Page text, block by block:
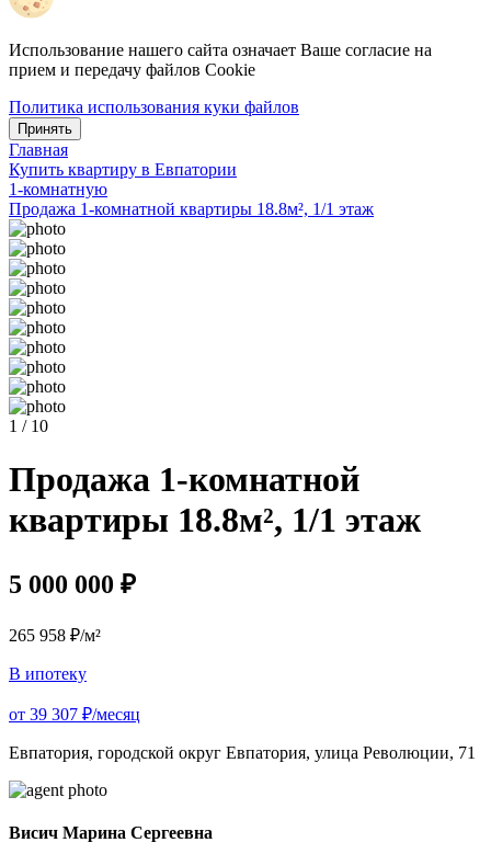
Использование нашего сайта означает Ваше согласие на
прием и передачу файлов Cookie
Политика использования куки файлов
Принять
Главная
Купить квартиру в Евпатории
1-комнатную
Продажа 1-комнатной квартиры 18.8м², 1/1 этаж
1 / 10
Продажа 1-комнатной
квартиры 18.8м², 1/1 этаж
5 000 000 ₽
265 958 ₽/м²
В ипотеку
от 39 307 ₽/месяц
Евпатория, городской округ Евпатория, улица Революции, 71
Висич Марина Сергеевна